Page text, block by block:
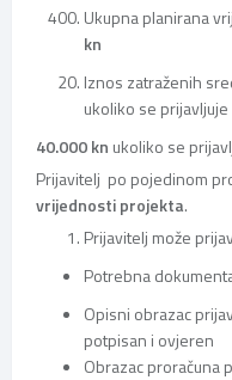
Ukupna planirana
kn
Iznos zatraženih
ukoliko se prijavljuje
40.000 kn ukoliko se
Prijavitelj po pojedinom
vrijednosti projekta.
Prijavitelj može
Potrebna
Opisni obrazac
potpisan i ovjeren
Obrazac proračuna